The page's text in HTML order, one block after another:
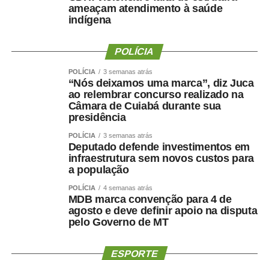
oportunidades para atletas de diferentes modalidades
demonstrarem seu potencial, conquistarem resultados e
incentivam a prática esportiva e fortalecem o esporte
como ferramenta de integração social e desenvolvimento
humano”, afirmou.
O secretário também destacou que as novidades desta
edição ampliam o alcance do evento e aproximam ainda
mais a população das atividades esportivas. “A inclusão
de novas modalidades e a realização de disputas na
Praia do Cortado representam mais uma evolução dos
jogos. Essas mudanças ampliam as oportunidades de
participação, valorizam os espaços públicos do município
e tornam a competição ainda mais atrativa para atletas,
familiares e espectadores. O esporte tem a capacidade
qualidade de vida da população”, explicou.
ameaçam atendimento à saúde
indígena
POLÍCIA
POLÍCIA 3 semanas atrás
“Nós deixamos uma marca”, diz Juca
ao relembrar concurso realizado na
Câmara de Cuiabá durante sua
presidência
POLÍCIA 3 semanas atrás
Deputado defende investimentos em
infraestrutura sem novos custos para
a população
POLÍCIA 4 semanas atrás
MDB marca convenção para 4 de
agosto e deve definir apoio na disputa
pelo Governo de MT
ESPORTE